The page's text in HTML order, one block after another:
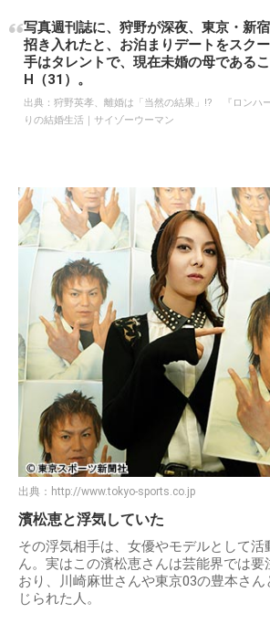
写真週刊誌に、狩野が深夜、東京・新
招き入れたと、お泊まりデートをスク
手はタレントで、現在未婚の母である
H（31）。
出典： 狩野英孝、離婚は「当然の結果」!? 『ロンハ
りの結婚生活｜サイゾーウーマン
出典： http://www.tokyo-sports.co.jp
濱松恵と浮気していた
その浮気相手は、女優やモデルとして活
ん。実はこの濱松恵さんは芸能界では要
おり、川崎麻世さんや東京03の豊本さ
じられた人。